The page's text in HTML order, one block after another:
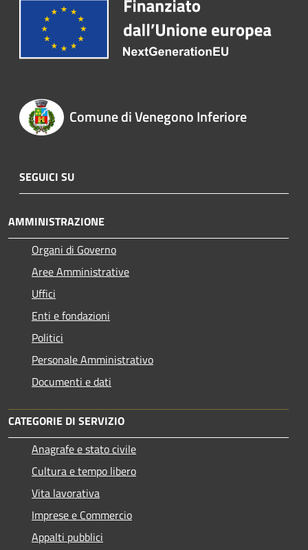
Comune di Venegono Inferiore
SEGUICI SU
AMMINISTRAZIONE
Organi di Governo
Aree Amministrative
Uffici
Enti e fondazioni
Politici
Personale Amministrativo
Documenti e dati
CATEGORIE DI SERVIZIO
Anagrafe e stato civile
Cultura e tempo libero
Vita lavorativa
Imprese e Commercio
Appalti pubblici